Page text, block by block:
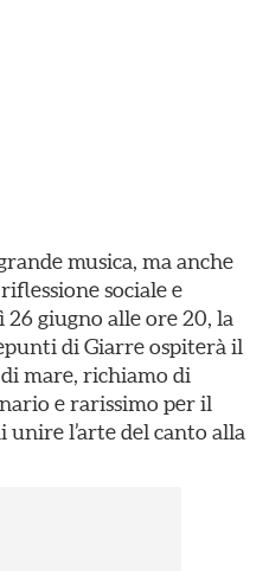
musica, ma anche
sociale e
giugno alle ore 20, la
di Giarre ospiterà il
mare, richiamo di
e rarissimo per il
l’arte del canto alla